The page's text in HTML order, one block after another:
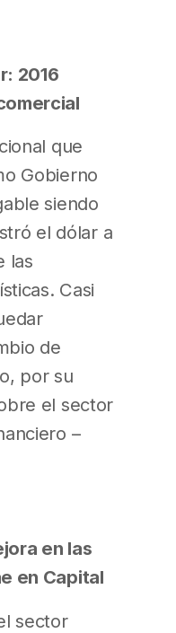
2016
que
Gobierno
siendo
el dólar a
las
Casi
de
por su
el sector
–
en las
en Capital
sector